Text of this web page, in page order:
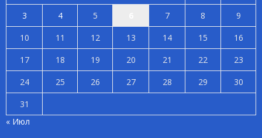
3
4 5 7 8
9
10
11 12 13 14 15
16
17
18 19 20 21 22
23
24
25 26 27 28 29
30
31
« Июл